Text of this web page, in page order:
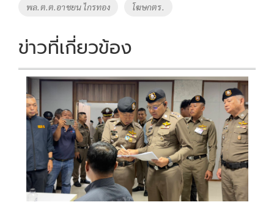
k k
พล.ต.ต.อาชยน ไกรทอง โฆษกตร.
ข่าวที่เกี่ยวข้อง